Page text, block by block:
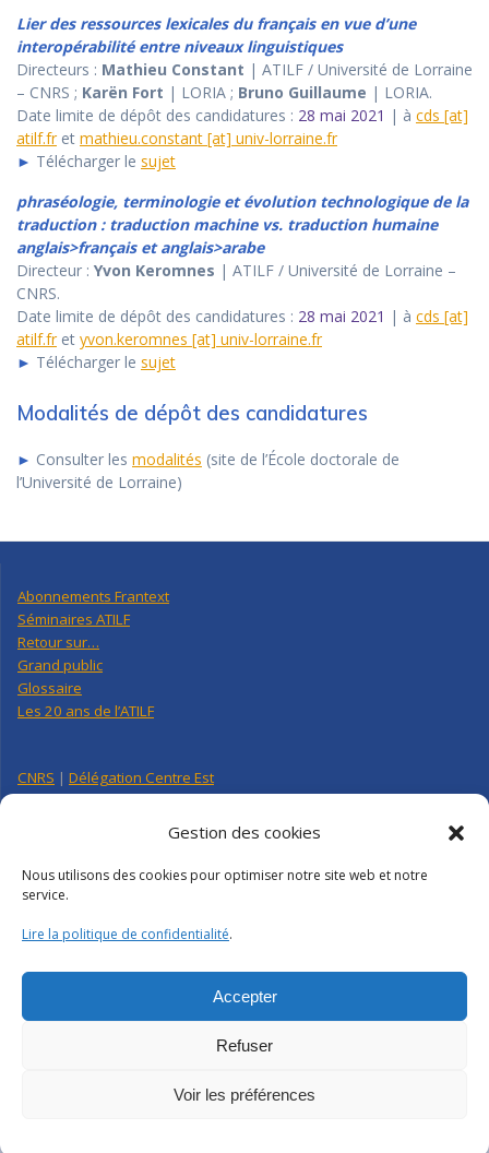
Gestion des cookies
Nous utilisons des cookies pour optimiser notre site web et notre
service.
Lire la politique de confidentialité.
Accepter
Refuser
Voir les préférences
Lier des ressources lexicales du français en vue d’une
interopérabilité entre niveaux linguistiques
Directeurs : Mathieu Constant | ATILF / Université de Lorraine
– CNRS ; Karën Fort | LORIA ; Bruno Guillaume | LORIA.
Date limite de dépôt des candidatures : 28 mai 2021 | à cds [at]
atilf.fret mathieu.constant [at] univ-lorraine.fr
► Télécharger le sujet
phraséologie, terminologie et évolution technologique de la
traduction : traduction machine vs. traduction humaine
anglais>français et anglais>arabe
Directeur : Yvon Keromnes | ATILF / Université de Lorraine –
CNRS.
Date limite de dépôt des candidatures : 28 mai 2021 | à cds [at]
atilf.fret yvon.keromnes [at] univ-lorraine.fr
► Télécharger le sujet
Modalités de dépôt des candidatures
► Consulter les modalités (site de l’École doctorale de
l’Université de Lorraine)
Abonnements Frantext
Séminaires ATILF
Retour sur…
Grand public
Glossaire
Les 20 ans de l’ATILF
CNRS | Délégation Centre Est
Université de Lorraine
CNRS Hebdo Centre-Est
Contact|Plan d’accès
Crédits
ATILF | CNRS-UL